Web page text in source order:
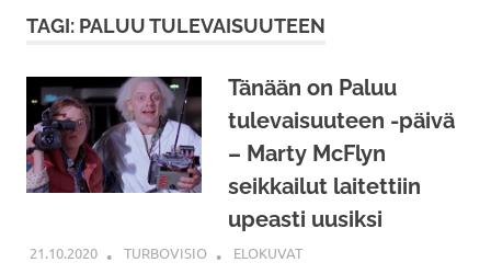
TAGI: PALUU TULEVAISUUTEEN
Tänään on Paluu
tulevaisuuteen -päivä
– Marty McFlyn
seikkailut laitettiin
upeasti uusiksi
21.10.2020 TURBOVISIO ELOKUVAT